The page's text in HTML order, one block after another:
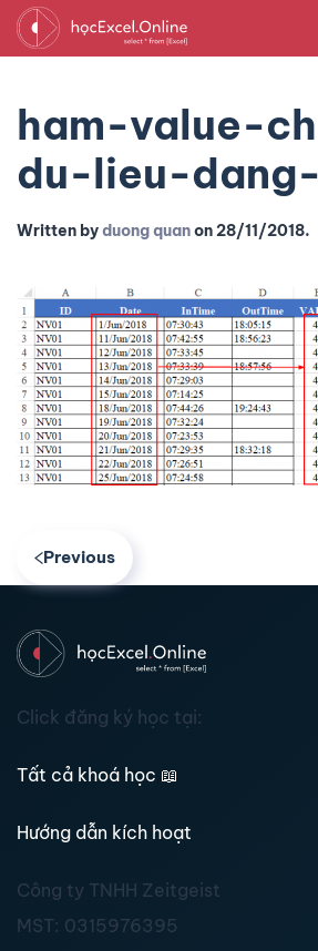
ham-value-
du-lieu-
Written byduong quanon28/11/2018.
Previous
Click đăng ký học tại:
Tất cả khoá học 📖
Hướng dẫn kích hoạt
Công ty TNHH Zeitgeist
MST: 0315976395